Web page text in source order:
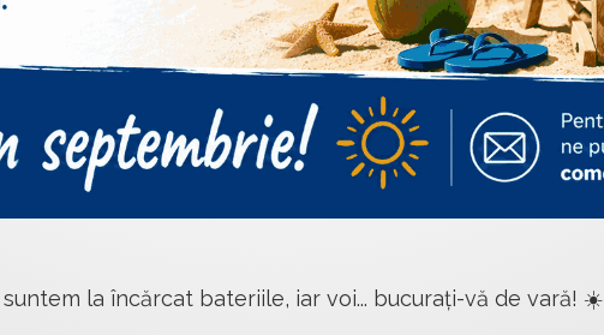
suntem la încărcat bateriile, iar voi... bucurați-vă de vară! ☀️